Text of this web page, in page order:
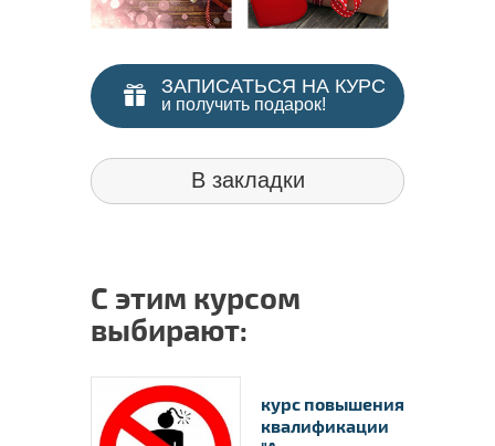
ЗАПИСАТЬСЯ НА КУРС
и получить подарок!
В закладки
С этим курсом
выбирают:
курс повышения
квалификации